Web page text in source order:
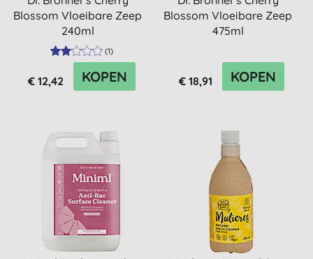
Blossom Vloeibare Zeep
240ml
(1)
€ 12,42 KOPEN
Blossom Vloeibare Zeep
475ml
€ 18,91 KOPEN